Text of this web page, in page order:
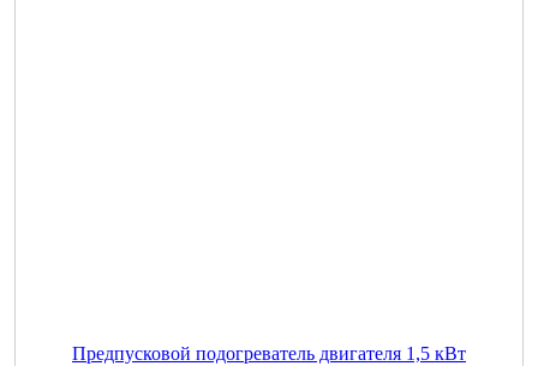
Предпусковой подогреватель двигателя 1,5 кВт